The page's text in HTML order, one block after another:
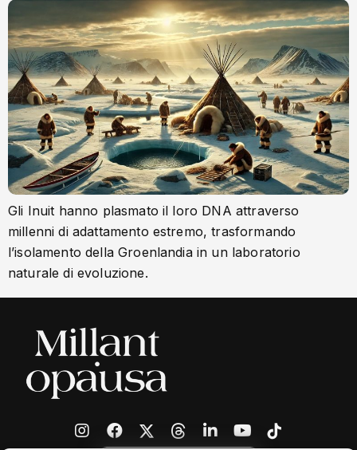
Gli Inuit hanno plasmato il loro DNA attraverso
millenni di adattamento estremo, trasformando
l’isolamento della Groenlandia in un laboratorio
naturale di evoluzione.